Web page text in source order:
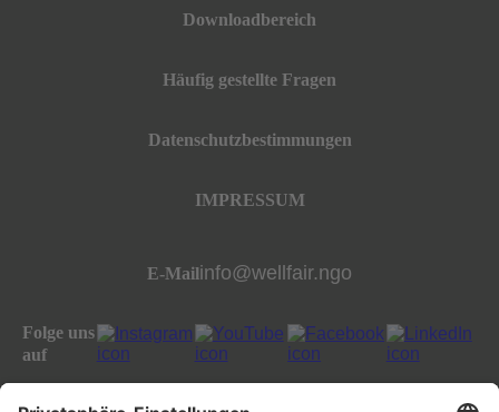
Downloadbereich
Häufig gestellte Fragen
Datenschutzbestimmungen
IMPRESSUM
E-Mailinfo@wellfair.ngo
Folge uns
auf